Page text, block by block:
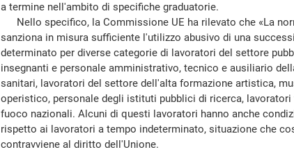
a termine nell'ambito di specifiche graduatorie.
Nello specifico, la Commissione UE ha rilevato che «La
sanziona in misura sufficiente l'utilizzo abusivo di una
determinato per diverse categorie di lavoratori del settore
insegnanti e personale amministrativo, tecnico e ausiliario
sanitari, lavoratori del settore dell'alta formazione artistica,
operistico, personale degli istituti pubblici di ricerca,
fuoco nazionali. Alcuni di questi lavoratori hanno anche
rispetto ai lavoratori a tempo indeterminato, situazione che
contravviene al diritto dell'Unione.